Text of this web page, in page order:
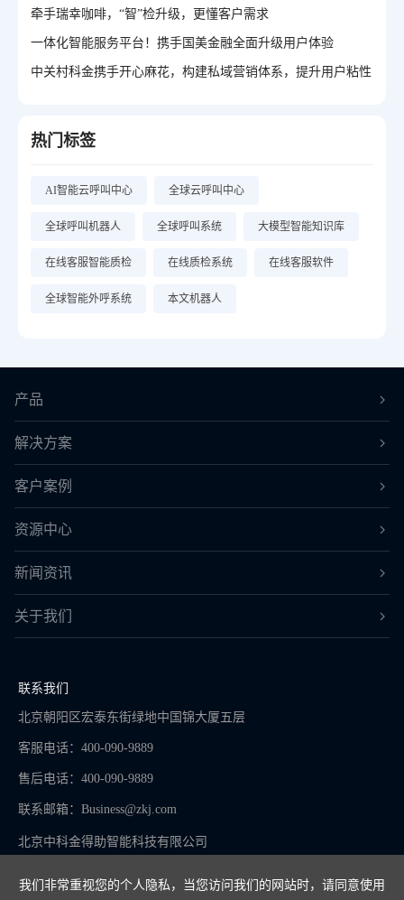
我们非常重视您的个人隐私，当您访问我们的网站时，请同意使用
牵手瑞幸咖啡，“智”检升级，更懂客户需求
一体化智能服务平台！携手国美金融全面升级用户体验
中关村科金携手开心麻花，构建私域营销体系，提升用户粘性
热门标签
AI智能云呼叫中心 全球云呼叫中心
全球呼叫机器人 全球呼叫系统 大模型智能知识库
在线客服智能质检 在线质检系统 在线客服软件
全球智能外呼系统 本文机器人
产品
解决方案
客户案例
资源中心
新闻资讯
关于我们
联系我们
北京朝阳区宏泰东街绿地中国锦大厦五层
客服电话：400-090-9889
售后电话：400-090-9889
联系邮箱： Business@zkj.com
北京中科金得助智能科技有限公司